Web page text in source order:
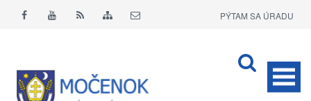
PÝTAM SA ÚRADU